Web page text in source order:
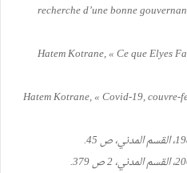
recherche d’une bonne
(2) Hatem Kotrane, « Ce que
(3) Hatem Kotrane, « Covid-19,